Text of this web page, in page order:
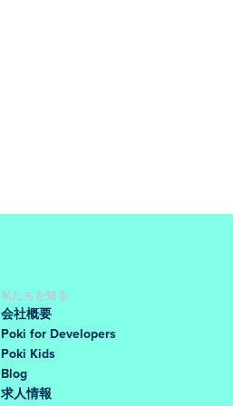
私たちを知る
会社概要
Poki for Developers
Poki Kids
Blog
求人情報